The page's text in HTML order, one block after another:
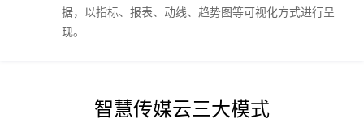
据，以指标、报表、动线、趋势图等可视化方式进行呈
现。
智慧传媒云三大模式